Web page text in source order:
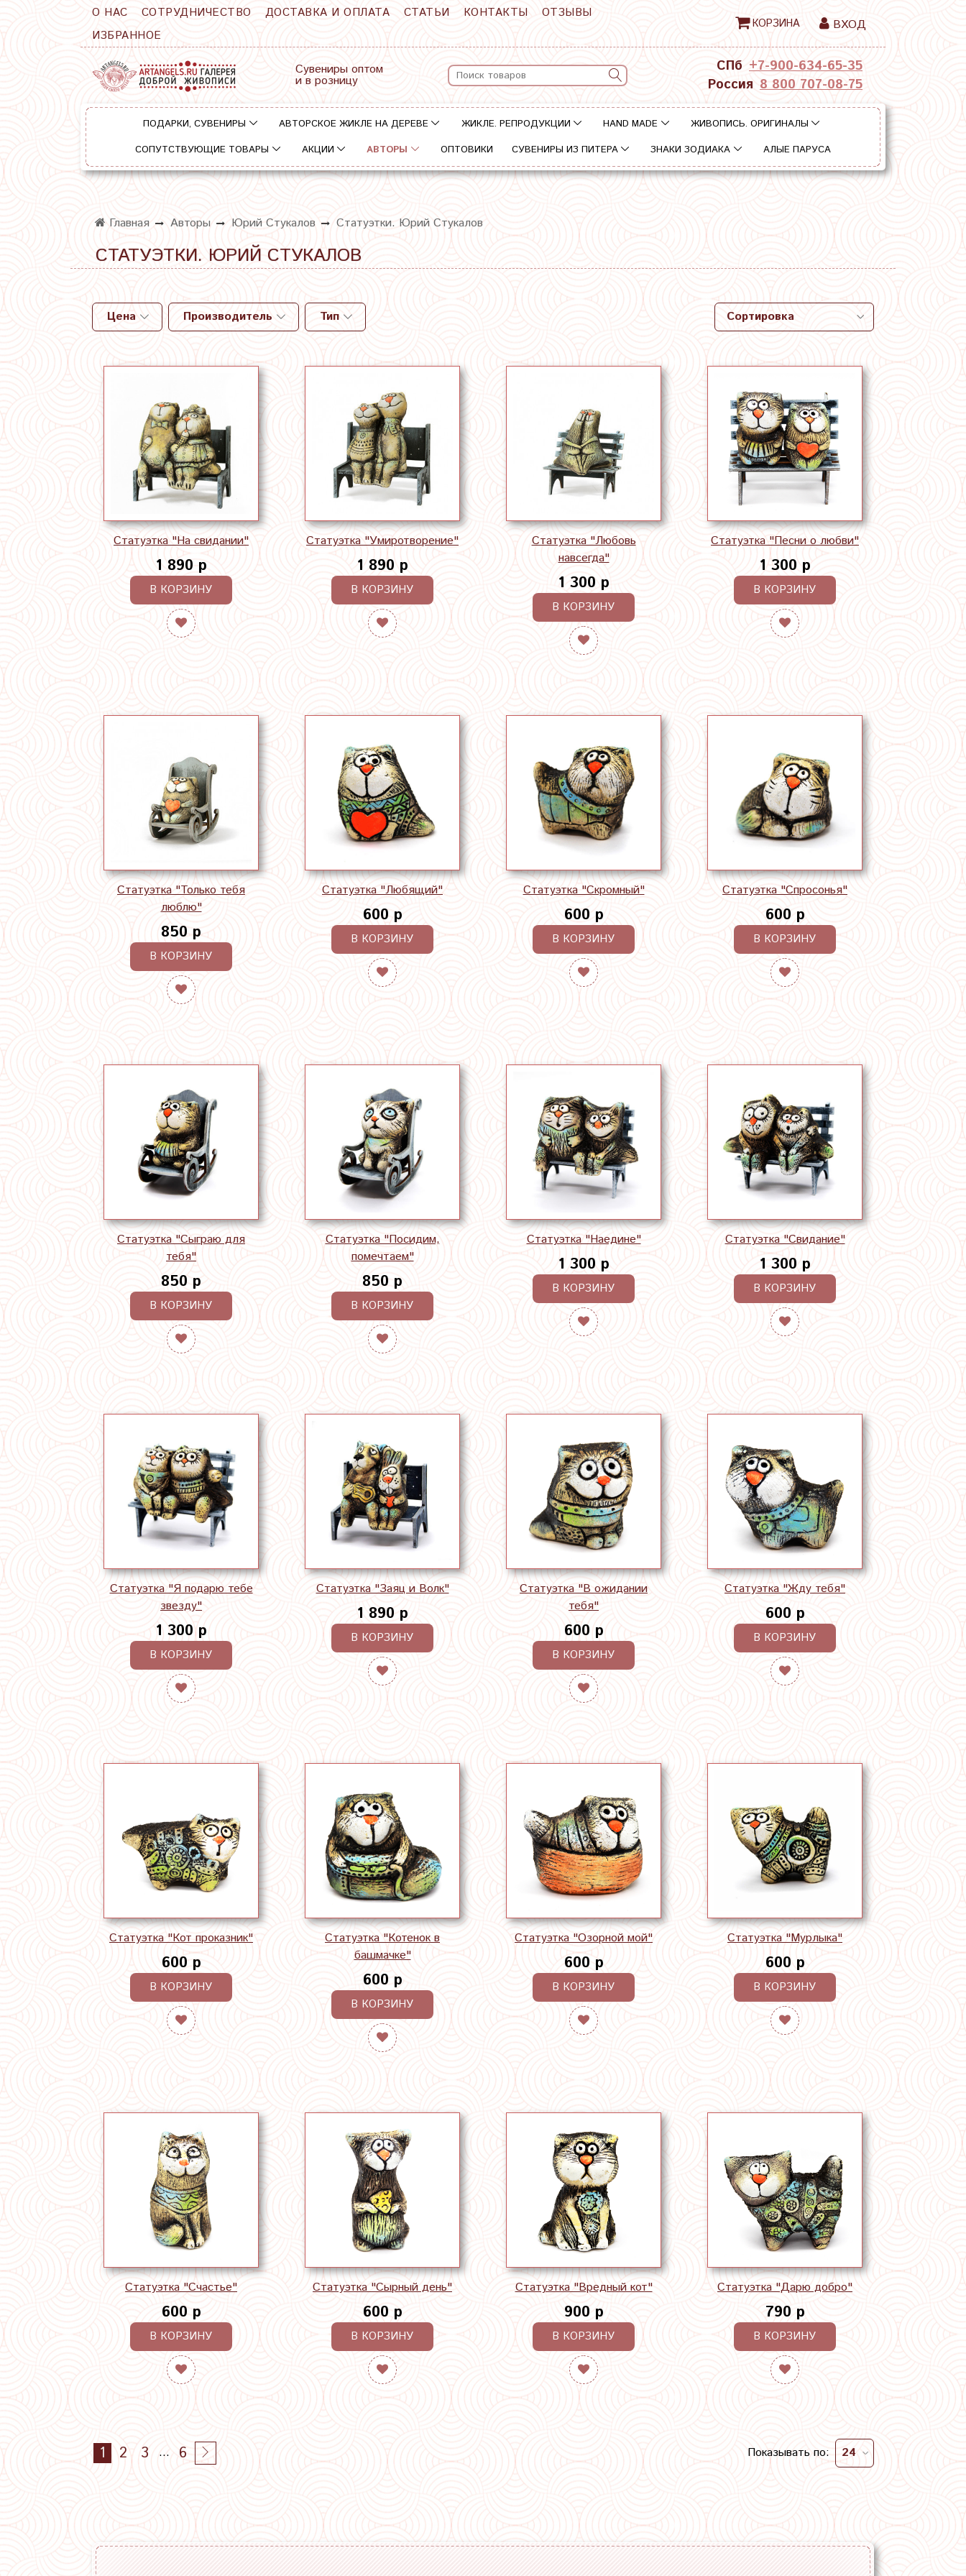
О НАС СОТРУДНИЧЕСТВО ДОСТАВКА И ОПЛАТА СТАТЬИ КОНТАКТЫ
ОТЗЫВЫ
ИЗБРАННОЕ
КОРЗИНА ВХОД
Сувениры оптом
и в розницу
СПб +7-900-634-65-35
Россия 8 800 707-08-75
ПОДАРКИ, СУВЕНИРЫ АВТОРСКОЕ ЖИКЛЕ НА ДЕРЕВЕ ЖИКЛЕ. РЕПРОДУКЦИИ HAND MADE
ЖИВОПИСЬ. ОРИГИНАЛЫ
СОПУТСТВУЮЩИЕ ТОВАРЫ
АКЦИИ АВТОРЫ ОПТОВИКИ СУВЕНИРЫ ИЗ ПИТЕРА ЗНАКИ ЗОДИАКА АЛЫЕ ПАРУСА
Главная Авторы Юрий Стукалов Статуэтки. Юрий Стукалов
СТАТУЭТКИ. ЮРИЙ СТУКАЛОВ
Цена Производитель Тип
Статуэтка "На свидании"
1 890 р
В КОРЗИНУ
Статуэтка "Умиротворение"
1 890 р
В КОРЗИНУ
Статуэтка "Любовь
навсегда"
1 300 р
В КОРЗИНУ
Статуэтка "Песни о любви"
1 300 р
В КОРЗИНУ
Статуэтка "Только тебя
люблю"
850 р
В КОРЗИНУ
Статуэтка "Любящий"
600 р
В КОРЗИНУ
Статуэтка "Скромный"
600 р
В КОРЗИНУ
Статуэтка "Спросонья"
600 р
В КОРЗИНУ
Статуэтка "Сыграю для
тебя"
850 р
В КОРЗИНУ
Статуэтка "Посидим,
помечтаем"
850 р
В КОРЗИНУ
Статуэтка "Наедине"
1 300 р
В КОРЗИНУ
Статуэтка "Свидание"
1 300 р
В КОРЗИНУ
Статуэтка "Я подарю тебе
звезду"
1 300 р
В КОРЗИНУ
Статуэтка "Заяц и Волк"
1 890 р
В КОРЗИНУ
Статуэтка "В ожидании
тебя"
600 р
В КОРЗИНУ
Статуэтка "Жду тебя"
600 р
В КОРЗИНУ
Статуэтка "Кот проказник"
600 р
В КОРЗИНУ
Статуэтка "Котенок в
башмачке"
600 р
В КОРЗИНУ
Статуэтка "Озорной мой"
600 р
В КОРЗИНУ
Статуэтка "Мурлыка"
600 р
В КОРЗИНУ
Статуэтка "Счастье"
600 р
В КОРЗИНУ
Статуэтка "Сырный день"
600 р
В КОРЗИНУ
Статуэтка "Вредный кот"
900 р
В КОРЗИНУ
Статуэтка "Дарю добро"
790 р
В КОРЗИНУ
1 2 3 … 6 Показывать по: